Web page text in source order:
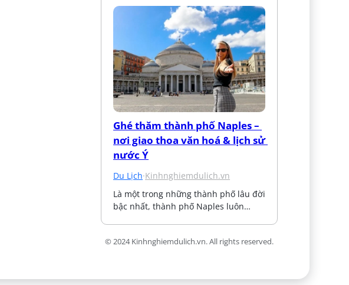
Ghé thăm thành phố Naples –
nơi giao thoa văn hoá & lịch sử
nước Ý
Du Lịch·Kinhnghiemdulich.vn
Là một trong những thành phố lâu đời
bậc nhất, thành phố Naples luôn…
© 2024 Kinhnghiemdulich.vn. All rights reserved.